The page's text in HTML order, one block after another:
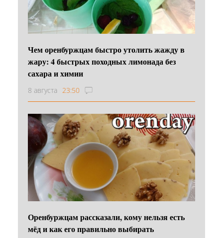
Чем оренбуржцам быстро утолить жажду в
жару: 4 быстрых походных лимонада без
сахара и химии
8 августа 23:50
Оренбуржцам рассказали, кому нельзя есть
мёд и как его правильно выбирать